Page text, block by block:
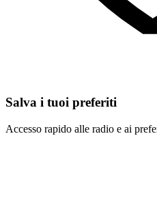
Salva i tuoi preferiti
Accesso rapido alle radio e ai